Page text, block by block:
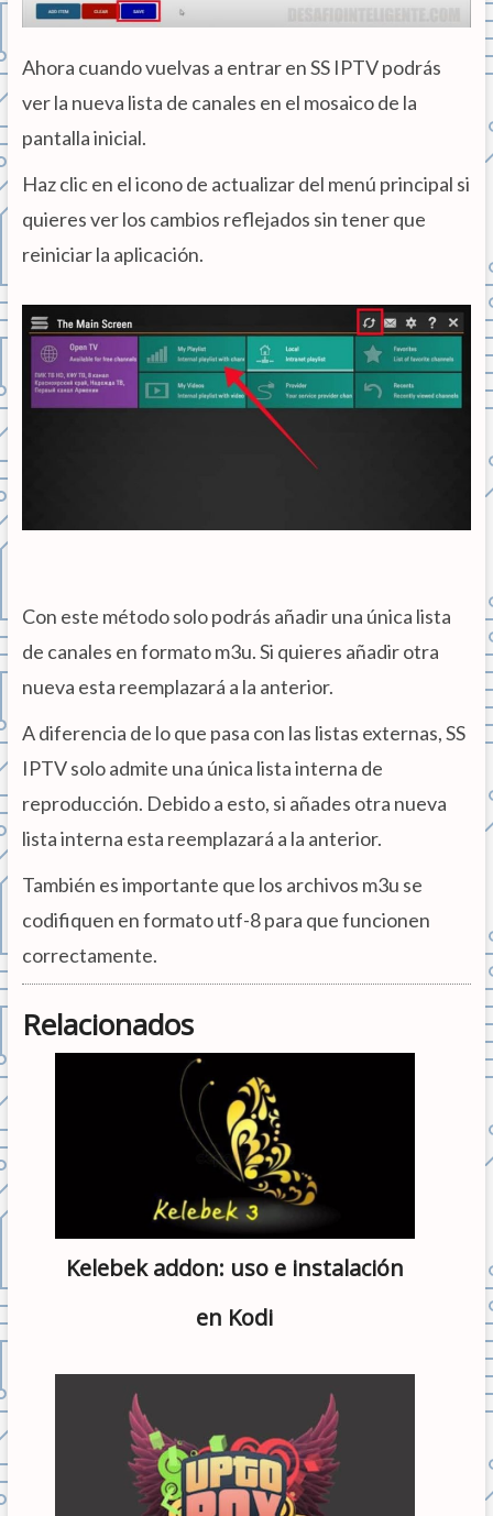
Ahora cuando vuelvas a entrar en SS IPTV podrás
ver la nueva lista de canales en el mosaico de la
pantalla inicial.
Haz clic en el icono de actualizar del menú principal si
quieres ver los cambios reflejados sin tener que
reiniciar la aplicación.
Con este método solo podrás añadir una única lista
de canales en formato m3u. Si quieres añadir otra
nueva esta reemplazará a la anterior.
A diferencia de lo que pasa con las listas externas, SS
IPTV solo admite una única lista interna de
reproducción. Debido a esto, si añades otra nueva
lista interna esta reemplazará a la anterior.
También es importante que los archivos m3u se
codifiquen en formato utf-8 para que funcionen
correctamente.
Relacionados
Kelebek addon: uso e instalación
en Kodi